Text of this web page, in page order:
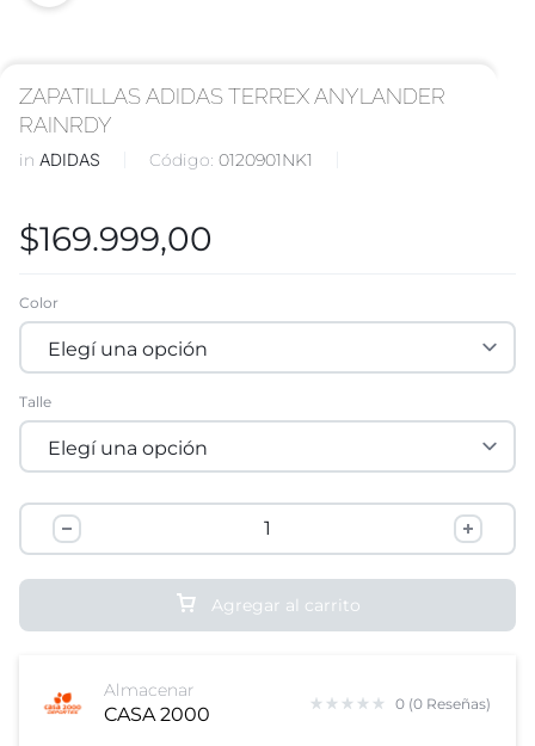
ZAPATILLAS ADIDAS TERREX ANYLANDER
RAINRDY
in ADIDAS Código: 0120901NK1
$169.999,00
Color
Talle
Agregar al carrito
Almacenar
CASA 2000 0 (0 Reseñas)